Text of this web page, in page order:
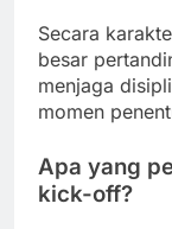
Secara
besar
menjaga
momen
Apa yang
kick-off?